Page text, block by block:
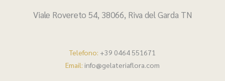
Viale Rovereto 54, 38066, Riva del Garda TN
Telefono: +39 0464 551671
Email: info@gelateriaflora.com